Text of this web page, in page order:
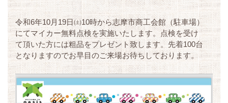
令和6年10月19日㈯10時から志摩市商工会館（駐車場）
にてマイカー無料点検を実施いたします。点検を受け
て頂いた方には粗品をプレゼント致します。先着100台
となりますのでお早目のご来場お待ちしております。